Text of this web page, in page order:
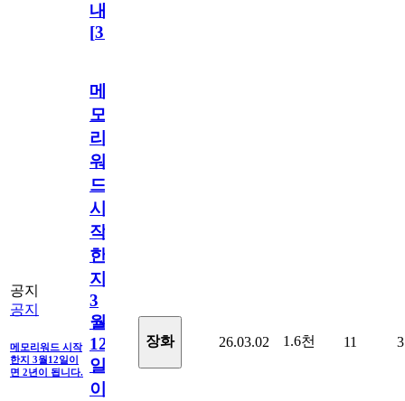
내
[31
공지
공지
메모리워드 시작
한지 3월12일이
면 2년이 됩니다.
메
모
리
워
드
시
작
한
지
3
월
12
일
이
장화 26.03.02 1.6천 11 3